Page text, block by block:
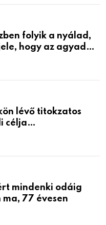
folyik a nyálad,
hogy az agyad…
lévő titokzatos
célja…
mindenki odáig
77 évesen